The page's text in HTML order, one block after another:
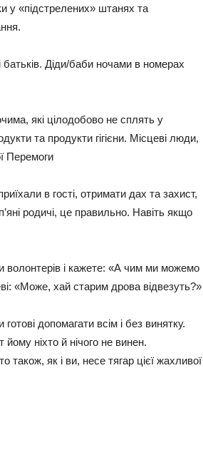
у «підстрелених» штанях та
батьків. Діди/баби ночами в номерах
які цілодобово не сплять у
та продукти гігієни. Місцеві люди,
Перемоги
в гості, отримати дах та захист,
родичі, це правильно. Навіть якщо
волонтерів і кажете: «А чим ми можемо
«Може, хай старим дрова відвезуть?»
допомагати всім і без винятку.
ніхто й нічого не винен.
також, як і ви, несе тягар цієї жахливої